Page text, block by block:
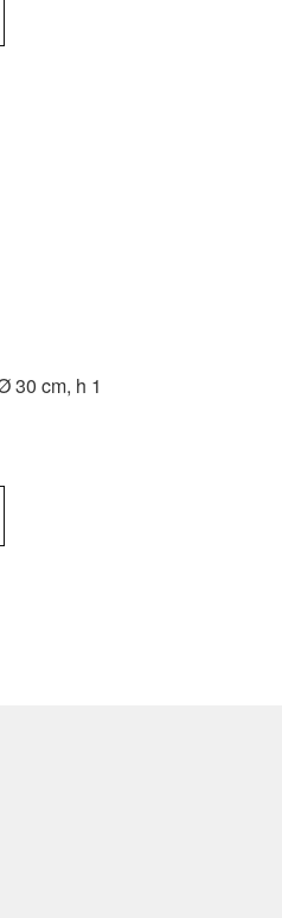
30 cm, h 1